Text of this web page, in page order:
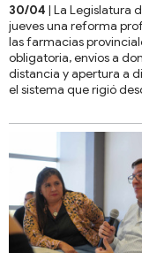
30/04 | La Legislatura
jueves una reforma
las farmacias
obligatoria, envíos a
distancia y apertura a
el sistema que rigió